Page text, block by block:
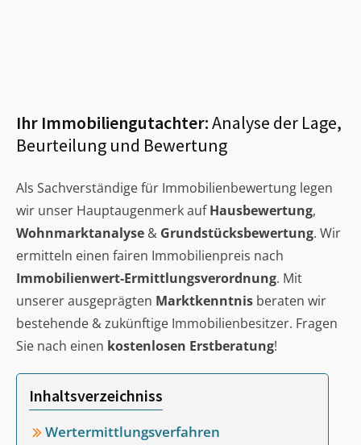
Ihr Immobiliengutachter:Analyse der Lage,
Beurteilung und Bewertung
Als Sachverständige für Immobilienbewertung legen
wir unser Hauptaugenmerk aufHausbewertung,
Wohnmarktanalyse & Grundstücksbewertung. Wir
ermitteln einen fairen Immobilienpreis nach
Immobilienwert-Ermittlungsverordnung. Mit
unserer ausgeprägten Marktkenntnis beraten wir
bestehende & zukünftige Immobilienbesitzer. Fragen
Sie nach einen kostenlosen Erstberatung!
Inhaltsverzeichniss
Wertermittlungsverfahren